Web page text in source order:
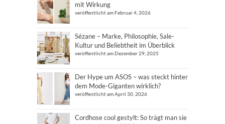
mit Wirkung
veröffentlicht am Februar 4, 2026
Sézane – Marke, Philosophie, Sale-
Kultur und Beliebtheit im Überblick
veröffentlicht am Dezember 29, 2025
Der Hype um ASOS – was steckt hinter
dem Mode-Giganten wirklich?
veröffentlicht am April 30, 2026
Cordhose cool gestylt: So trägt man sie